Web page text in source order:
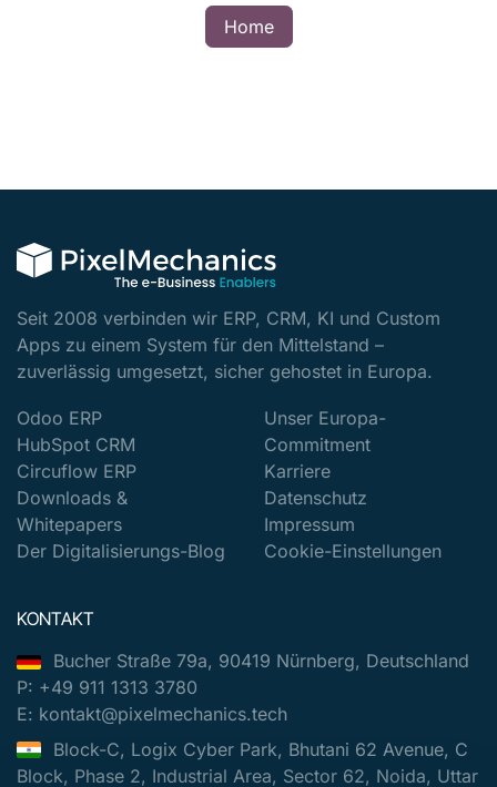
Home
Seit 2008 verbinden wir ERP, CRM, KI und Custom
Apps zu einem System für den Mittelstand –
zuverlässig umgesetzt, sicher gehostet in Europa.
Odoo ERP
HubSpot CRM
Circuflow ERP
Downloads &
Whitepapers
Der Digitalisierungs-Blog
Unser Europa-
Commitment
Karriere
Datenschutz
Impressum
Cookie-Einstellungen
KONTAKT
Bucher Straße 79a, 90419 Nürnberg, Deutschland
P: +49 911 1313 3780
E: kontakt@pixelmechanics.tech
Block-C, Logix Cyber Park, Bhutani 62 Avenue, C
Block, Phase 2, Industrial Area, Sector 62, Noida, Uttar